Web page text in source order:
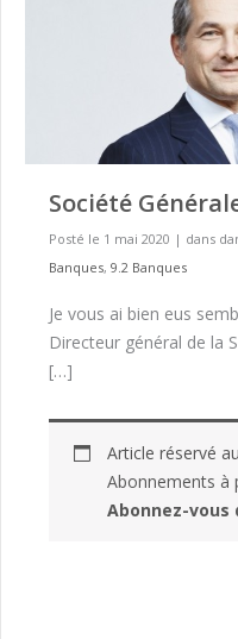
Société
Posté le 1 mai 2020 | dans
Banques, 9.2 Banques
Je vous ai bien eus
Directeur général de la
[…]
Article réservé
Abonnements à
Abonnez-vous